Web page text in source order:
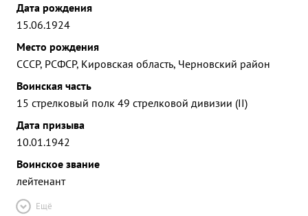
Дата рождения
15.06.1924
Место рождения
СССР, РСФСР, Кировская область, Черновский район
Воинская часть
15 стрелковый полк 49 стрелковой дивизии (II)
Дата призыва
10.01.1942
Воинское звание
лейтенант
Ещё